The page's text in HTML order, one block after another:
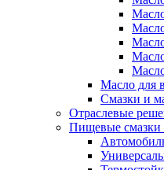
Масло для
Смазки и
Отраслевые
Пищевые смазки